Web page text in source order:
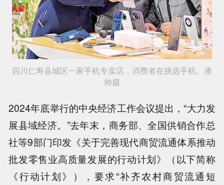
四川仁寿县城区一家手机专卖店，消费者在挑选手机。潘
帅摄
2024年底举行的中央经济工作会议提出，“大力发
展县域经济。”去年末，商务部、全国供销合作总
社等9部门印发《关于完善现代商贸流通体系推动
批发零售业高质量发展的行动计划》（以下简称
《行动计划》），要求“补齐农村商贸流通短